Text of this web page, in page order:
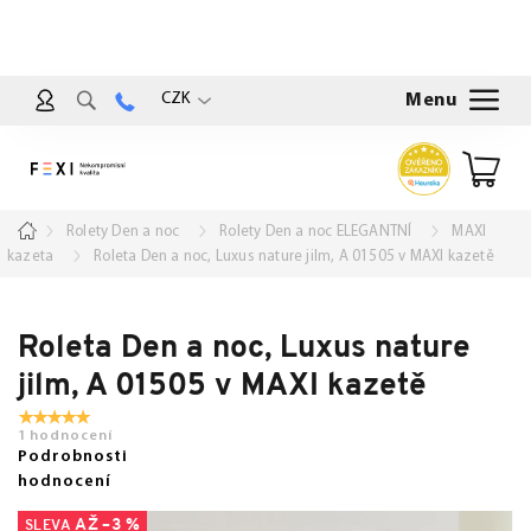
CZK
DomůRolety Den a noc Rolety Den a noc ELEGANTNÍ
MAXI
kazeta
Roleta Den a noc, Luxus nature jilm, A 01505 v MAXI kazetě
Roleta Den a noc, Luxus nature
jilm, A 01505 v MAXI kazetě
1 hodnocení
Podrobnosti
hodnocení
AŽ –3 %